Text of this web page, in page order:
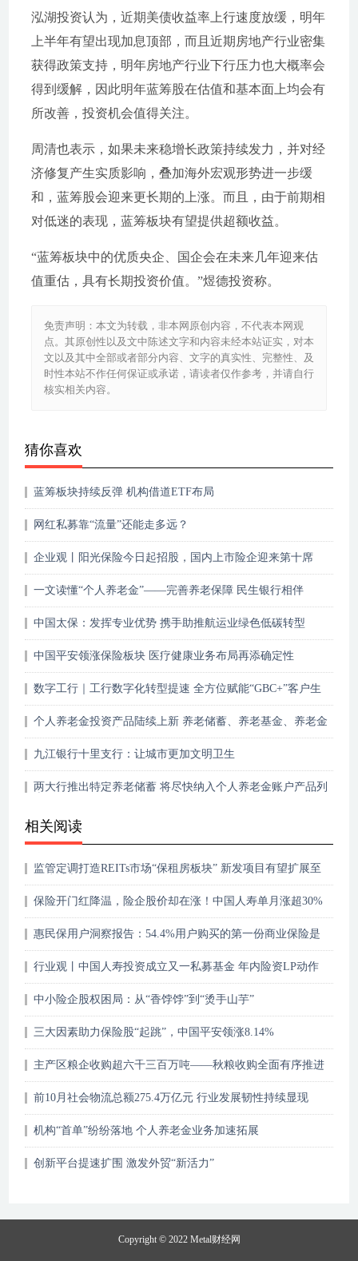
泓湖投资认为，近期美债收益率上行速度放缓，明年
上半年有望出现加息顶部，而且近期房地产行业密集
获得政策支持，明年房地产行业下行压力也大概率会
得到缓解，因此明年蓝筹股在估值和基本面上均会有
所改善，投资机会值得关注。
周清也表示，如果未来稳增长政策持续发力，并对经
济修复产生实质影响，叠加海外宏观形势进一步缓
和，蓝筹股会迎来更长期的上涨。而且，由于前期相
对低迷的表现，蓝筹板块有望提供超额收益。
“蓝筹板块中的优质央企、国企会在未来几年迎来估
值重估，具有长期投资价值。”煜德投资称。
免责声明：本文为转载，非本网原创内容，不代表本网观
点。其原创性以及文中陈述文字和内容未经本站证实，对本
文以及其中全部或者部分内容、文字的真实性、完整性、及
时性本站不作任何保证或承诺，请读者仅作参考，并请自行
核实相关内容。
猜你喜欢
蓝筹板块持续反弹 机构借道ETF布局
网红私募靠“流量”还能走多远？
企业观丨阳光保险今日起招股，国内上市险企迎来第十席
一文读懂“个人养老金”——完善养老保障 民生银行相伴
中国太保：发挥专业优势 携手助推航运业绿色低碳转型
中国平安领涨保险板块 医疗健康业务布局再添确定性
数字工行｜工行数字化转型提速 全方位赋能“GBC+”客户生
个人养老金投资产品陆续上新 养老储蓄、养老基金、养老金
九江银行十里支行：让城市更加文明卫生
两大行推出特定养老储蓄 将尽快纳入个人养老金账户产品列
相关阅读
监管定调打造REITs市场“保租房板块” 新发项目有望扩展至
保险开门红降温，险企股价却在涨！中国人寿单月涨超30%
惠民保用户洞察报告：54.4%用户购买的第一份商业保险是
行业观丨中国人寿投资成立又一私募基金 年内险资LP动作
中小险企股权困局：从“香饽饽”到“烫手山芋”
三大因素助力保险股“起跳”，中国平安领涨8.14%
主产区粮企收购超六千三百万吨——秋粮收购全面有序推进
前10月社会物流总额275.4万亿元 行业发展韧性持续显现
机构“首单”纷纷落地 个人养老金业务加速拓展
创新平台提速扩围 激发外贸“新活力”
Copyright © 2022 Metal财经网